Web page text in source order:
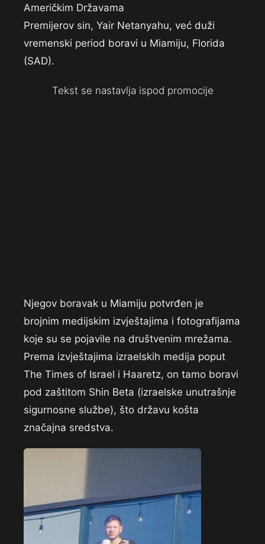
Američkim Državama
Premijerov sin, Yair Netanyahu, već duži
vremenski period boravi u Miamiju, Florida
(SAD).
Tekst se nastavlja ispod promocije
Njegov boravak u Miamiju potvrđen je
brojnim medijskim izvještajima i fotografijama
koje su se pojavile na društvenim mrežama.
Prema izvještajima izraelskih medija poput
The Times of Israel i Haaretz, on tamo boravi
pod zaštitom Shin Beta (izraelske unutrašnje
sigurnosne službe), što državu košta
značajna sredstva.